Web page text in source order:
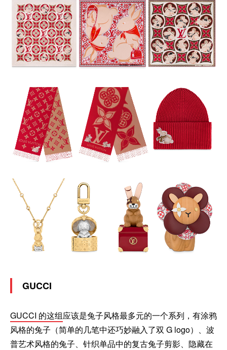
GUCCI
GUCCI 的这组应该是兔子风格最多元的一个系列，有涂鸦
风格的兔子（简单的几笔中还巧妙融入了双 G logo）、波
普艺术风格的兔子、针织单品中的复古兔子剪影、隐藏在